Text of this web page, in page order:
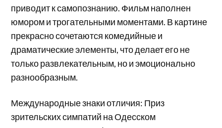
приводит к самопознанию. Фильм наполнен
юмором и трогательными моментами. В картине
прекрасно сочетаются комедийные и
драматические элементы, что делает его не
только развлекательным, но и эмоционально
разнообразным.
Международные знаки отличия: Приз
зрительских симпатий на Одесском